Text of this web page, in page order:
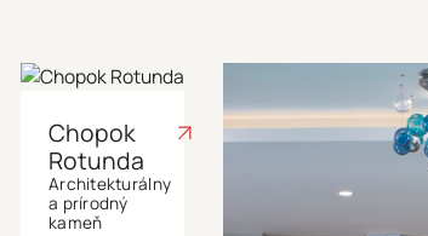
Chopok
Rotunda
Architekturálny
a prírodný
kameň